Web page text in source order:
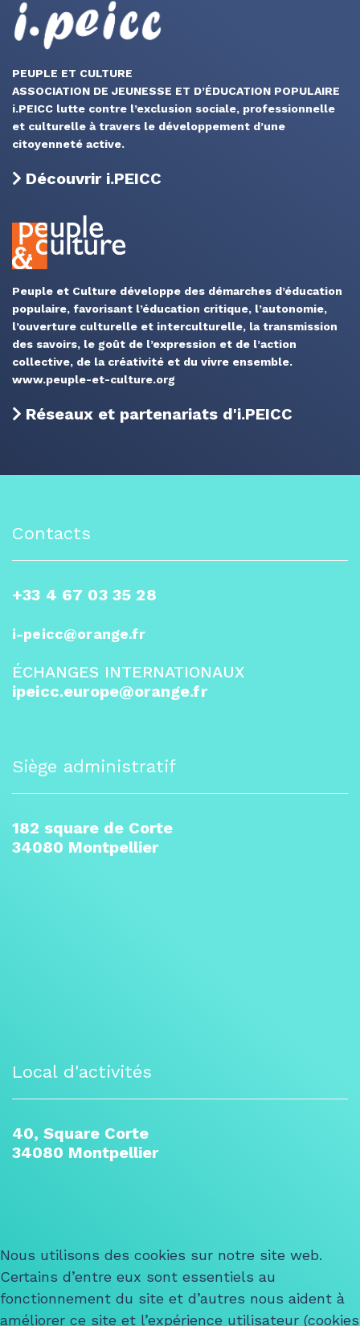
PEUPLE ET CULTURE
ASSOCIATION DE JEUNESSE ET D’ÉDUCATION POPULAIRE
i.PEICC lutte contre l’exclusion sociale, professionnelle
et culturelle à travers le développement d’une
citoyenneté active.
Découvrir i.PEICC
Peuple et Culture développe des démarches d’éducation
populaire, favorisant l’éducation critique, l’autonomie,
l’ouverture culturelle et interculturelle, la transmission
des savoirs, le goût de l’expression et de l’action
collective, de la créativité et du vivre ensemble.
www.peuple-et-culture.org
Réseaux et partenariats d'i.PEICC
Contacts
+33 4 67 03 35 28
i-peicc@orange.fr
ÉCHANGES INTERNATIONAUX
ipeicc.europe@orange.fr
Siège administratif
182 square de Corte
34080 Montpellier
Local d'activités
40, Square Corte
34080 Montpellier
Nous utilisons des cookies sur notre site web.
Certains d’entre eux sont essentiels au
fonctionnement du site et d’autres nous aident à
améliorer ce site et l’expérience utilisateur (cookies